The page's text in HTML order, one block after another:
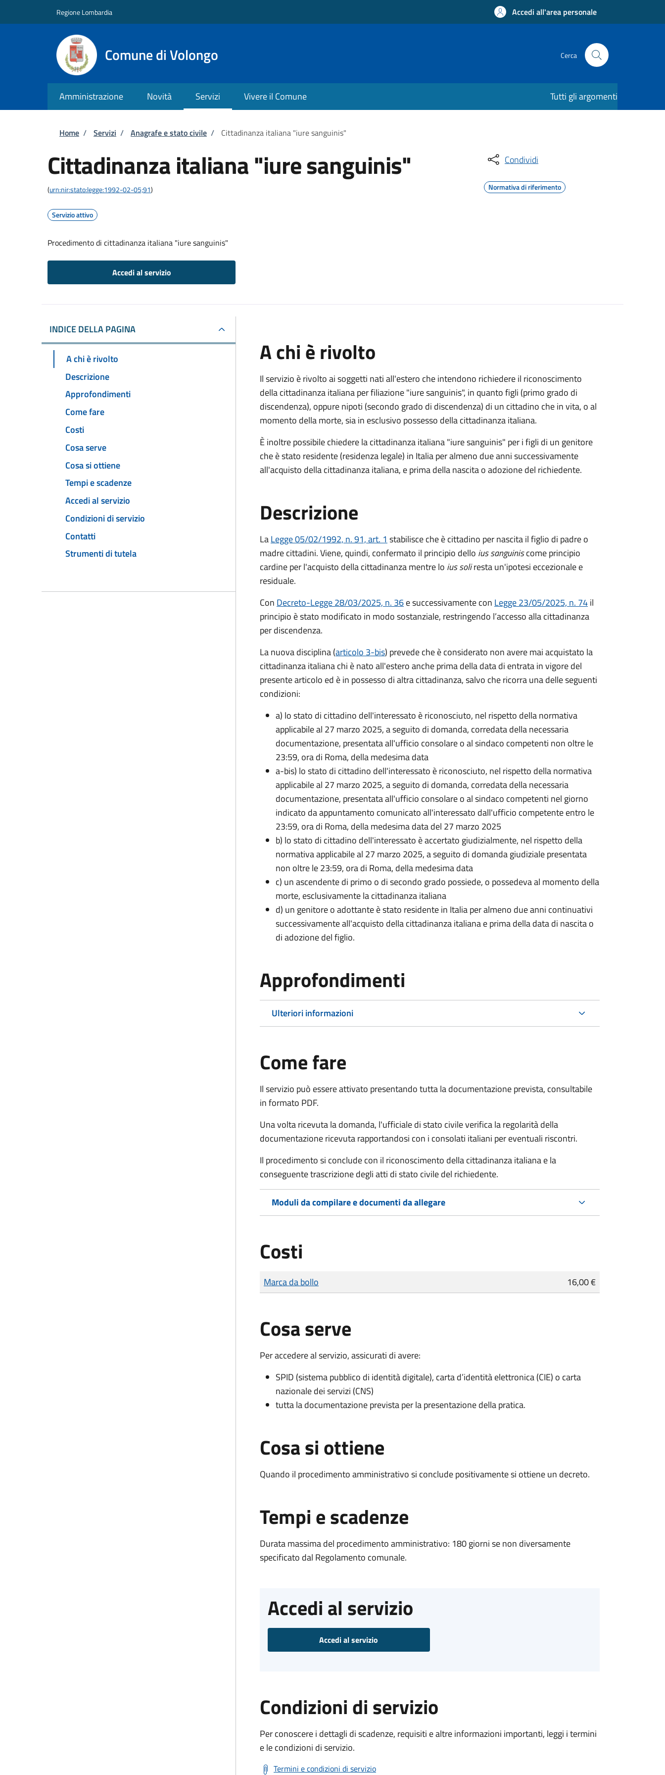
Regione Lombardia Accedi all'area personale
Comune di Volongo Cerca
Amministrazione Novità Servizi Vivere il Comune Tutti gli argomenti
Briciole di pane
Home / Servizi / Anagrafe e stato civile / Cittadinanza italiana "iure sanguinis"
Cittadinanza italiana "iure sanguinis"
(urn:nir:stato:legge:1992-02-05;91)
Servizio attivo
Procedimento di cittadinanza italiana "iure sanguinis"
Accedi al servizio
Condividi
Normativa di riferimento
INDICE DELLA PAGINA
A chi è rivolto
Descrizione
Approfondimenti
Come fare
Costi
Cosa serve
Cosa si ottiene
Tempi e scadenze
Accedi al servizio
Condizioni di servizio
Contatti
Strumenti di tutela
A chi è rivolto
Il servizio è rivolto ai soggetti nati all'estero che intendono richiedere il riconoscimento
della cittadinanza italiana per filiazione "iure sanguinis", in quanto figli (primo grado di
discendenza), oppure nipoti (secondo grado di discendenza) di un cittadino che in vita, o al
momento della morte, sia in esclusivo possesso della cittadinanza italiana.
È inoltre possibile chiedere la cittadinanza italiana "iure sanguinis" per i figli di un genitore
che è stato residente (residenza legale) in Italia per almeno due anni successivamente
all'acquisto della cittadinanza italiana, e prima della nascita o adozione del richiedente.
Descrizione
LaLegge 05/02/1992, n. 91, art. 1 stabilisce che è cittadino per nascita il figlio di padre o
madre cittadini. Viene, quindi, confermato il principio dello ius sanguiniscome principio
cardine per l'acquisto della cittadinanza mentre lo ius soliresta un'ipotesi eccezionale e
residuale.
Con Decreto-Legge 28/03/2025, n. 36e successivamente con Legge 23/05/2025, n. 74il
principio è stato modificato in modo sostanziale, restringendo l’accesso alla cittadinanza
per discendenza.
La nuova disciplina (articolo 3-bis) prevede cheèconsiderato non avere mai acquistato la
cittadinanza italiana chi è nato all'estero anche prima della data di entrata in vigore del
presente articolo ed è in possesso di altra cittadinanza, salvo che ricorra una delle seguenti
condizioni:
a) lo stato di cittadino dell'interessato è riconosciuto, nel rispetto della normativa
applicabile al 27 marzo 2025, a seguito di domanda, corredata della necessaria
documentazione, presentata all'ufficio consolare o al sindaco competenti non oltre le
23:59, ora di Roma, della medesima data
a-bis) lo stato di cittadino dell'interessato è riconosciuto, nel rispetto della normativa
applicabile al 27 marzo 2025, a seguito di domanda, corredata della necessaria
documentazione, presentata all'ufficio consolare o al sindaco competenti nel giorno
indicato da appuntamento comunicato all'interessato dall'ufficio competente entro le
23:59, ora di Roma, della medesima data del 27 marzo 2025
b) lo stato di cittadino dell'interessato è accertato giudizialmente, nel rispetto della
normativa applicabile al 27 marzo 2025, a seguito di domanda giudiziale presentata
non oltre le 23:59, ora di Roma, della medesima data
c) un ascendente di primo o di secondo grado possiede, o possedeva al momento della
morte, esclusivamente la cittadinanza italiana
d) un genitore o adottante è stato residente in Italia per almeno due anni continuativi
successivamente all'acquisto della cittadinanza italiana e prima della data di nascita o
di adozione del figlio.
Approfondimenti
Ulteriori informazioni
Come fare
Il servizio può essere attivato presentando tutta la documentazione prevista, consultabile
in formato PDF.
Una volta ricevuta la domanda, l'ufficiale di stato civile verifica la regolarità della
documentazione ricevuta rapportandosi con i consolati italiani per eventuali riscontri.
Il procedimento si conclude con il riconoscimento della cittadinanza italiana e la
conseguente trascrizione degli atti di stato civile del richiedente.
Moduli da compilare e documenti da allegare
Costi
Tipo di pagamento
Importo
Marca da bollo 16,00 €
Cosa serve
Per accedere al servizio, assicurati di avere:
SPID (sistema pubblico di identità digitale), carta d’identità elettronica (CIE) o carta
nazionale dei servizi (CNS)
tutta la documentazione prevista per la presentazione della pratica.
Cosa si ottiene
Quando il procedimento amministrativo si conclude positivamente si ottiene un decreto.
Tempi e scadenze
Durata massima del procedimento amministrativo: 180 giorni se non diversamente
specificato dal Regolamento comunale.
Accedi al servizio
Accedi al servizio
Condizioni di servizio
Per conoscere i dettagli di scadenze, requisiti e altre informazioni importanti, leggi i termini
e le condizioni di servizio.
Termini e condizioni di servizio